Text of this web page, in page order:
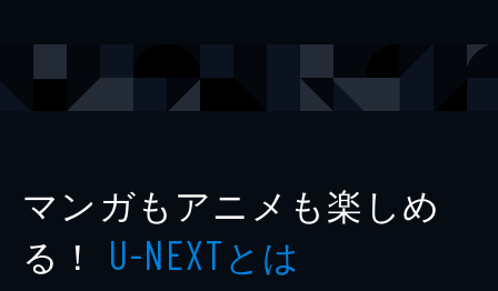
マンガもアニメも楽しめ
る！ U-NEXTとは